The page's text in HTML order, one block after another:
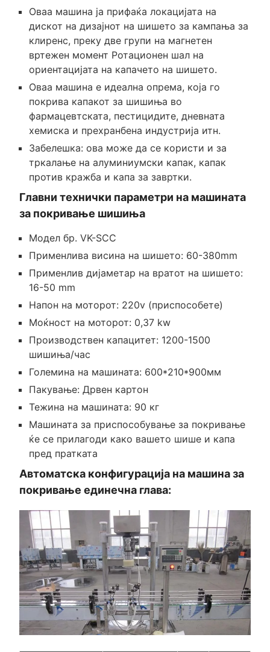
Оваа машина ја прифаќа локацијата на
дискот на дизајнот на шишето за кампања за
клиренс, преку две групи на магнетен
вртежен момент Ротационен шал на
ориентацијата на капачето на шишето.
Оваа машина е идеална опрема, која го
покрива капакот за шишиња во
фармацевтската, пестицидите, дневната
хемиска и прехранбена индустрија итн.
Забелешка: ова може да се користи и за
тркалање на алуминиумски капак, капак
против кражба и капа за завртки.
Главни технички параметри на машината
за покривање шишиња
Модел бр. VK-SCC
Применлива висина на шишето: 60-380mm
Применлив дијаметар на вратот на шишето:
16-50 mm
Напон на моторот: 220v (приспособете)
Моќност на моторот: 0,37 kw
Производствен капацитет: 1200-1500
шишиња/час
Големина на машината: 600*210*900мм
Пакување: Дрвен картон
Тежина на машината: 90 кг
Машината за приспособување за покривање
ќе се прилагоди како вашето шише и капа
пред пратката
Автоматска конфигурација на машина за
покривање единечна глава: